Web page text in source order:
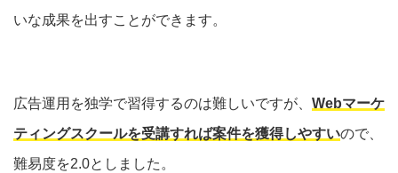
いな成果を出すことができます。
広告運用を独学で習得するのは難しいですが、 Webマーケ
ティングスクールを受講すれば案件を獲得しやすいので、
難易度を2.0としました。